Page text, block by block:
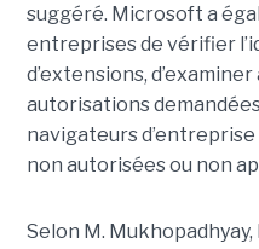
suggéré. Microsoft a
entreprises de vérifier
d’extensions,
autorisations
navigateurs
non autorisées ou non
Selon M.